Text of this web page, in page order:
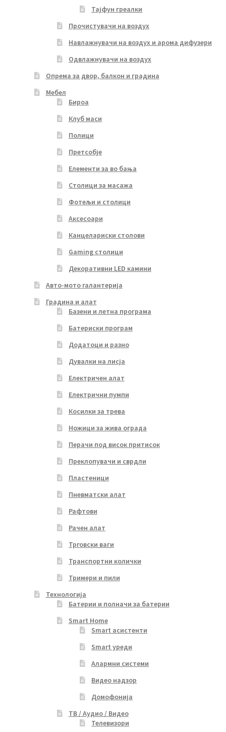
Тајфун греалки
Прочистувачи на воздух
Навлажнувачи на воздух и арома дифузери
Одвлажнувачи на воздух
Опрема за двор, балкон и градина
Мебел
Бироа
Клуб маси
Полици
Претсобје
Елементи за во бања
Столици за масажа
Фотељи и столици
Аксесоари
Канцелариски столови
Gaming столици
Декоративни LED камини
Авто-мото галантерија
Градина и алат
Базени и летна програма
Батериски програм
Додатоци и разно
Дувалки на лисја
Електричен алат
Електрични пумпи
Косилки за трева
Ножици за жива ограда
Перачи под висок притисок
Преклопувачи и сврдли
Пластеници
Пневматски алат
Рафтови
Рачен алат
Трговски ваги
Транспортни колички
Тримери и пили
Технологија
Батерии и полначи за батерии
Smart Home
Smart асистенти
Smart уреди
Алармни системи
Видео надзор
Домофонија
ТВ / Аудио / Видео
Телевизори